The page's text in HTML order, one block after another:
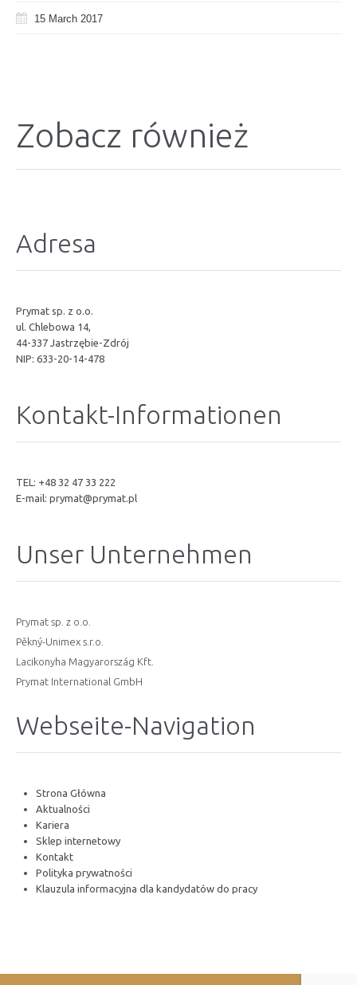
15 March 2017
Zobacz również
Adresa
Prymat sp. z o.o.
ul. Chlebowa 14,
44-337 Jastrzębie-Zdrój
NIP: 633-20-14-478
Kontakt-Informationen
TEL: +48 32 47 33 222
E-mail: prymat@prymat.pl
Unser Unternehmen
Prymat sp. z o.o.
Pěkný-Unimex s.r.o.
Lacikonyha Magyarország Kft.
Prymat International GmbH
Webseite-Navigation
Strona Główna
Aktualności
Kariera
Sklep internetowy
Kontakt
Polityka prywatności
Klauzula informacyjna dla kandydatów do pracy